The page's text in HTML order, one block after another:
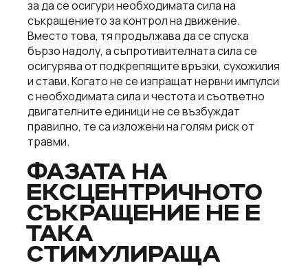
за да се осигури необходимата сила на
съкращението за контрол на движение.
Вместо това, тя продължава да се спуска
бързо надолу, а съпротивителната сила се
осигурява от подкрепящите връзки, сухожилия
и стави. Когато не се изпращат нервни импулси
с необходимата сила и честота и съответно
двигателните единици не се възбуждат
правилно, те са изложени на голям риск от
травми.
ФАЗАТА НА
ЕКСЦЕНТРИЧНОТО
СЪКРАЩЕНИЕ НЕ Е
ТАКА
СТИМУЛИРАЩА